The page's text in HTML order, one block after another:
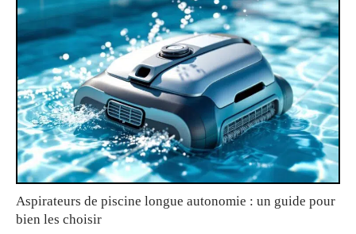
Aspirateurs de piscine longue autonomie : un guide pour
bien les choisir